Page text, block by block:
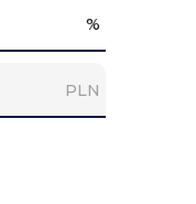
%
PLN